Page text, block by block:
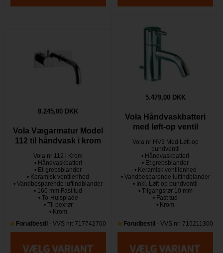
8.245,00 DKK
Vola Vægarmatur Model
112 til håndvask i krom
Vola nr 112 i Krom
• Håndvaskbatteri
• Et-grebsblander
• Keramisk ventilenhed
• Vandbesparende luftindblander
• 160 mm Fast tud
• To-Hulsplade
• Til pexrør
• Krom
Forudbestil- VVS nr: 717742700
5.479,00 DKK
Vola Håndvaskbatteri
med løft-op ventil
Vola nr HV3 Med Løft-op
bundventil
• Håndvaskbatteri
• Et grebsblander
• Keramisk ventilenhed
• Vandbesparende luftindblander
• Inkl. Løft-op bundventil
• Tilgangsrør 10 mm
• Fast tud
• Krom
Forudbestil- VVS nr: 715211300